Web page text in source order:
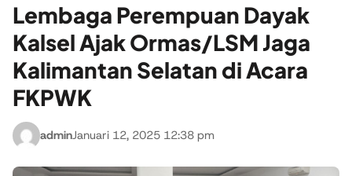
Lembaga Perempuan Dayak
Kalsel Ajak Ormas/LSM Jaga
Kalimantan Selatan di Acara
FKPWK
adminJanuari 12, 2025 12:38 pm